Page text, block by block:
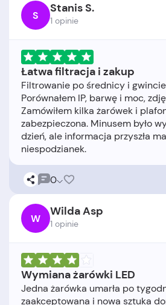
S Stanis S.
1 opinie
Łatwa filtracja i zakup
Filtrowanie po średnicy i
Porównałem IP, barwę i moc,
Zamówiłem kilka żarówek i
zabezpieczona. Minusem było
dzień, ale informacja przyszła
0
W Wilda Asp
1 opinie
Wymiana żarówki LED
Jedna żarówka umarła po
zaakceptowana i nowa sztuka